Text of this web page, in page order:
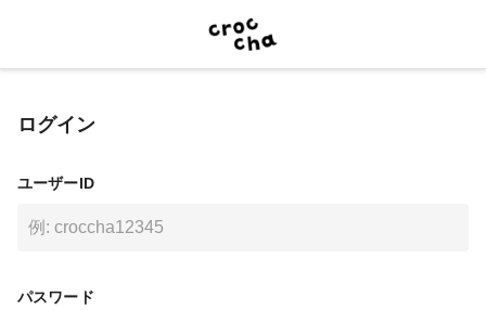
ログイン
ユーザーID
パスワード